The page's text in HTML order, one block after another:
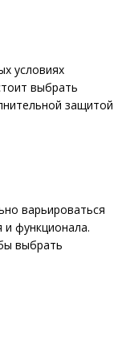
условиях
выбрать
защитой
варьироваться
и функционала.
выбрать